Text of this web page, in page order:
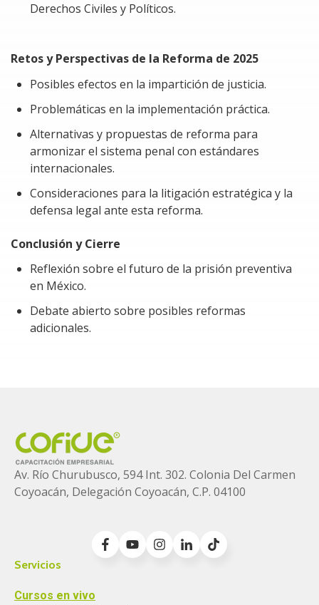
autoridades fiscales y ministeriales a aplicar figuras
personas morales, sin un análisis riguroso de la
En este contexto, los socios y accionistas pueden
situación de riesgo legal y fiscal, por desconocimiento
de las obligaciones corporativas, por una estructura de
gobierno corporativo inadecuada o simplemente por
omisión en el ejercicio de sus derechos y deberes. La
problemática fundamental radica, entonces, en la
la responsabilidad fiscal y penal de los socios y
accionistas, especialmente a la luz de la evolución
doctrinal, jurisprudencial y normativa reciente.
Desde una perspectiva filosófica y jurídica, se trata de
interrogar el fundamento ético de la atribución de
integral y crítica, para proporcionar herramientas
teóricas y prácticas que permitan prevenir, afrontar y,
en su caso, impugnar las imputaciones indebidas que
puedan afectar a los participantes de una persona
moral.
Derechos Civiles y Políticos.
Retos y Perspectivas de la Reforma de 2025
Posibles efectos en la impartición de justicia.
Problemáticas en la implementación práctica.
Alternativas y propuestas de reforma para
armonizar el sistema penal con estándares
internacionales.
Consideraciones para la litigación estratégica y la
defensa legal ante esta reforma.
Conclusión y Cierre
Reflexión sobre el futuro de la prisión preventiva
en México.
Debate abierto sobre posibles reformas
adicionales.
Av. Río Churubusco, 594 Int. 302. Colonia Del Carmen
Coyoacán, Delegación Coyoacán, C.P. 04100
Servicios
Cursos en vivo